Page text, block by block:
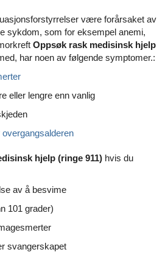
være forårsaket av
sykdom, som for eksempel anemi,
Oppsøk rask medisinsk hjelp
har noen av følgende symptomer.:
eller lengre enn vanlig
overgangsalderen
hjelp (ringe 911) hvis du
av å besvime
101 grader)
svangerskapet